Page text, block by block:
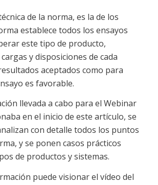
de la norma, es la de los
establece todos los ensayos
este tipo de producto,
y disposiciones de cada
aceptados como para
es favorable.
llevada a cabo para el Webinar
en el inicio de este artículo, se
con detalle todos los puntos
y se ponen casos prácticos
de productos y sistemas.
puede visionar el vídeo del